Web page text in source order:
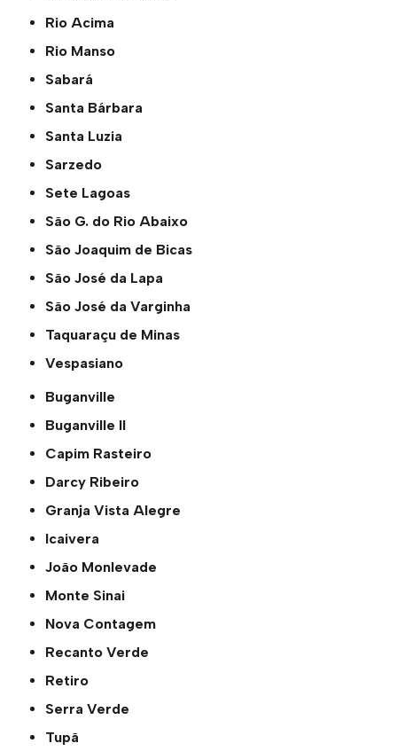
Rio Acima
Rio Manso
Sabará
Santa Bárbara
Santa Luzia
Sarzedo
Sete Lagoas
São G. do Rio Abaixo
São Joaquim de Bicas
São José da Lapa
São José da Varginha
Taquaraçu de Minas
Vespasiano
Buganville
Buganville ll
Capim Rasteiro
Darcy Ribeiro
Granja Vista Alegre
Icaivera
João Monlevade
Monte Sinai
Nova Contagem
Recanto Verde
Retiro
Serra Verde
Tupã